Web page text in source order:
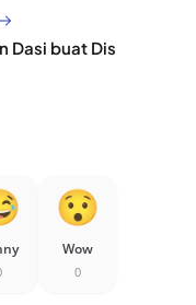
Dasi buat Dis
Wow
0